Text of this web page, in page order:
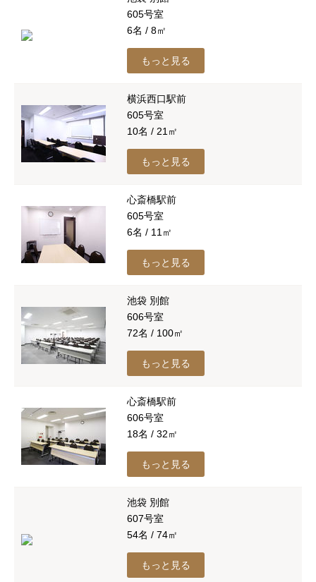
605号室
6名 / 8㎡
もっと見る
横浜西口駅前
605号室
10名 / 21㎡
もっと見る
心斎橋駅前
605号室
6名 / 11㎡
もっと見る
池袋 別館
606号室
72名 / 100㎡
もっと見る
心斎橋駅前
606号室
18名 / 32㎡
もっと見る
池袋 別館
607号室
54名 / 74㎡
もっと見る